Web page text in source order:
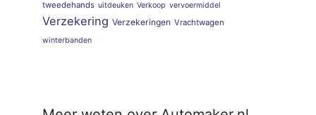
tweedehands uitdeuken Verkoop vervoermiddel
Verzekering Verzekeringen Vrachtwagen
winterbanden